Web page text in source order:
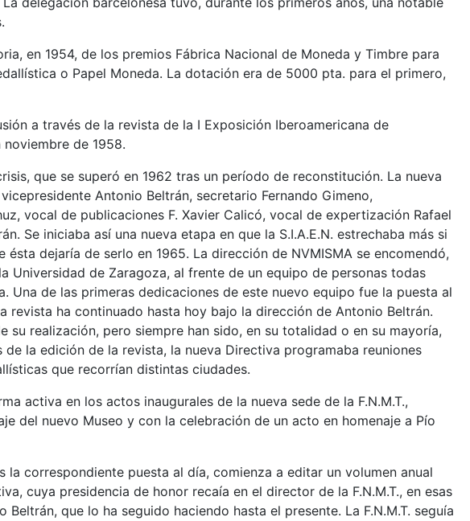
en 1954, de los premios Fábrica Nacional de Moneda y Timbre para
o Papel Moneda. La dotación era de 5000 pta. para el primero,
a través de la revista de la I Exposición Iberoamericana de
de 1958.
que se superó en 1962 tras un período de reconstitución. La nueva
Antonio Beltrán, secretario Fernando Gimeno,
vocal de publicaciones F. Xavier Calicó, vocal de expertización Rafael
Se iniciaba así una nueva etapa en que la S.I.A.E.N. estrechaba más si
dejaría de serlo en 1965. La dirección de NVMISMA se encomendó,
de Zaragoza, al frente de un equipo de personas todas
Una de las primeras dedicaciones de este nuevo equipo fue la puesta al
revista ha continuado hasta hoy bajo la dirección de Antonio Beltrán.
realización, pero siempre han sido, en su totalidad o en su mayoría,
la edición de la revista, la nueva Directiva programaba reuniones
que recorrían distintas ciudades.
activa en los actos inaugurales de la nueva sede de la F.N.M.T.,
del nuevo Museo y con la celebración de un acto en homenaje a Pío
la correspondiente puesta al día, comienza a editar un volumen anual
cuya presidencia de honor recaía en el director de la F.N.M.T., en esas
que lo ha seguido haciendo hasta el presente. La F.N.M.T. seguía